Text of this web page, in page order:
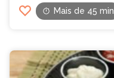
Mais de 45 min